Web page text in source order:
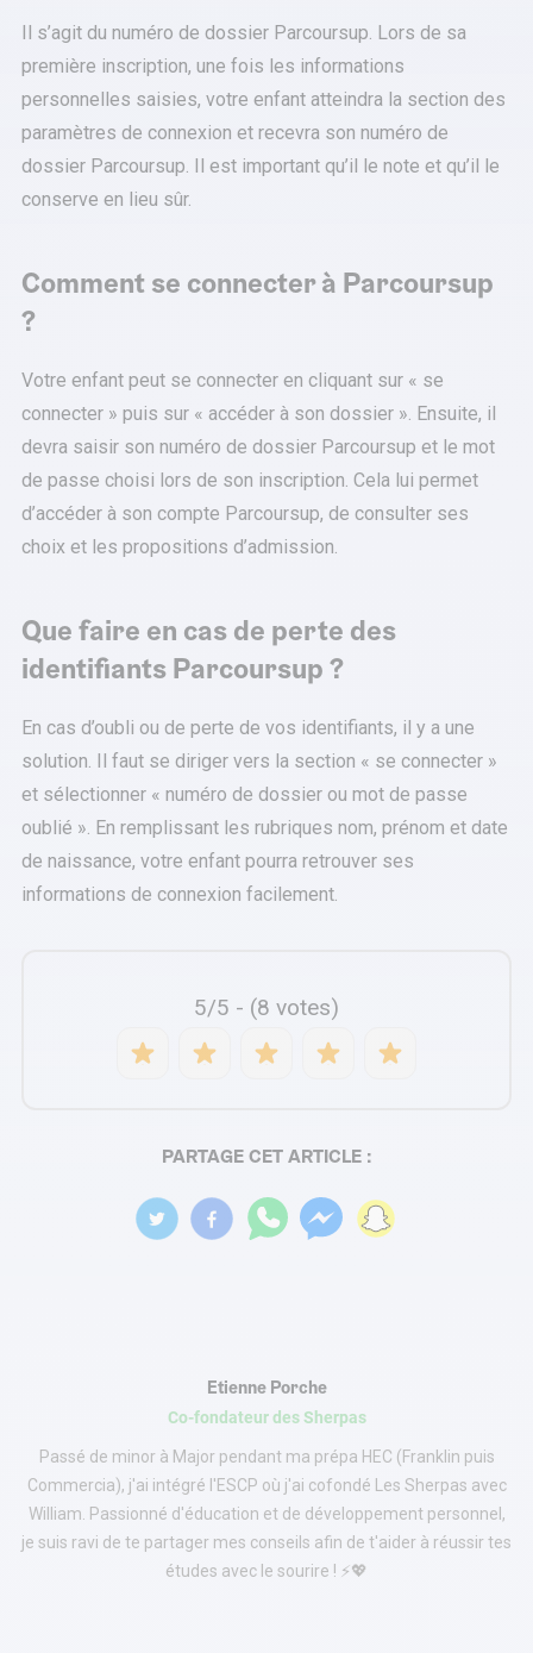
Il s’agit du numéro de dossier Parcoursup. Lors de sa
première inscription, une fois les informations
personnelles saisies, votre enfant atteindra la section des
paramètres de connexion et recevra son numéro de
dossier Parcoursup. Il est important qu’il le note et qu’il le
conserve en lieu sûr.
Comment se connecter à Parcoursup
?
Votre enfant peut se connecter en cliquant sur « se
connecter » puis sur « accéder à son dossier ». Ensuite, il
devra saisir son numéro de dossier Parcoursup et le mot
de passe choisi lors de son inscription. Cela lui permet
d’accéder à son compte Parcoursup, de consulter ses
choix et les propositions d’admission.
Que faire en cas de perte des
identifiants Parcoursup ?
En cas d’oubli ou de perte de vos identifiants, il y a une
solution. Il faut se diriger vers la section « se connecter »
et sélectionner « numéro de dossier ou mot de passe
oublié ». En remplissant les rubriques nom, prénom et date
de naissance, votre enfant pourra retrouver ses
informations de connexion facilement.
5/5 - (8 votes)
Etienne Porche
Co-fondateur des Sherpas
Passé de minor à Major pendant ma prépa HEC (Franklin puis
Commercia), j'ai intégré l'ESCP où j'ai cofondé Les Sherpas avec
William. Passionné d'éducation et de développement personnel,
je suis ravi de te partager mes conseils afin de t'aider à réussir tes
études avec le sourire ! ⚡️💖
PARTAGE CET ARTICLE :